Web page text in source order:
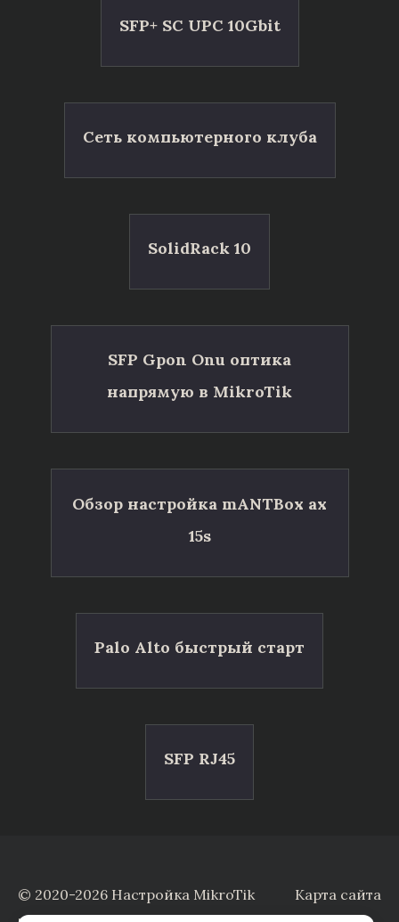
SFP+ SC UPC 10Gbit
Сеть компьютерного клуба
SolidRack 10
SFP Gpon Onu оптика
напрямую в MikroTik
Обзор настройка mANTBox ax
15s
Palo Alto быстрый старт
SFP RJ45
© 2020-2026 Настройка MikroTik
Карта сайта